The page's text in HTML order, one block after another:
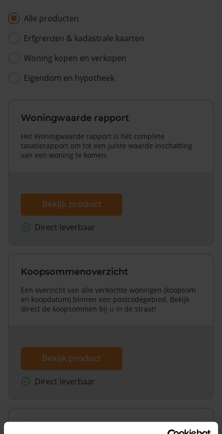
Alle producten
Erfgrenzen & kadastrale kaarten
Woning kopen en verkopen
Eigendom en hypotheek
Woningwaarde rapport
Het Woningwaarde rapport is hét complete
taxatierapport om tot een juiste waarde inschatting
van een woning te komen.
Bekijk product
Direct leverbaar
Koopsommenoverzicht
Een overzicht van alle verkochte woningen (koopsom
en koopdatum) binnen een postcodegebied. Bekijk
direct de koopsommen bij u in de straat!
Bekijk product
Direct leverbaar